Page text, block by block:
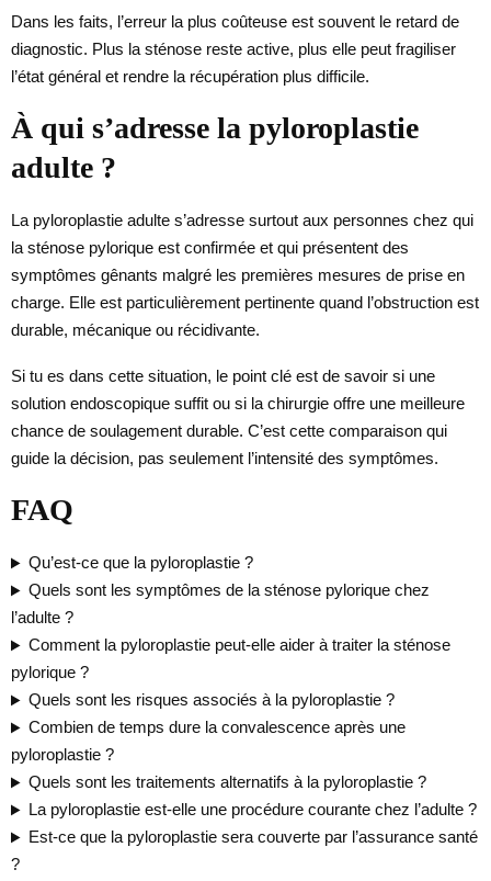
Dans les faits, l’erreur la plus coûteuse est souvent le retard de
diagnostic. Plus la sténose reste active, plus elle peut fragiliser
l’état général et rendre la récupération plus difficile.
À qui s’adresse la pyloroplastie
adulte ?
La pyloroplastie adulte s’adresse surtout aux personnes chez qui
la sténose pylorique est confirmée et qui présentent des
symptômes gênants malgré les premières mesures de prise en
charge. Elle est particulièrement pertinente quand l’obstruction est
durable, mécanique ou récidivante.
Si tu es dans cette situation, le point clé est de savoir si une
solution endoscopique suffit ou si la chirurgie offre une meilleure
chance de soulagement durable. C’est cette comparaison qui
guide la décision, pas seulement l’intensité des symptômes.
FAQ
Qu’est-ce que la pyloroplastie ?
Quels sont les symptômes de la sténose pylorique chez
l’adulte ?
Comment la pyloroplastie peut-elle aider à traiter la sténose
pylorique ?
Quels sont les risques associés à la pyloroplastie ?
Combien de temps dure la convalescence après une
pyloroplastie ?
Quels sont les traitements alternatifs à la pyloroplastie ?
La pyloroplastie est-elle une procédure courante chez l’adulte ?
Est-ce que la pyloroplastie sera couverte par l’assurance santé
?